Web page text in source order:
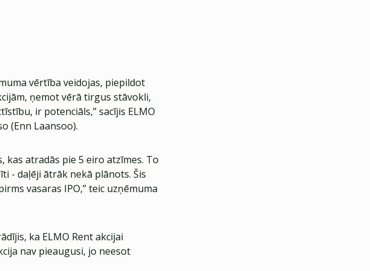
vērtība veidojas, piepildot
ņemot vērā tirgus stāvokli,
ir potenciāls,” sacījis ELMO
(Enn Laansoo).
kas atradās pie 5 eiro atzīmes. To
- daļēji ātrāk nekā plānots. Šis
vasaras IPO,” teic uzņēmuma
ka ELMO Rent akcijai
nav pieaugusi, jo neesot